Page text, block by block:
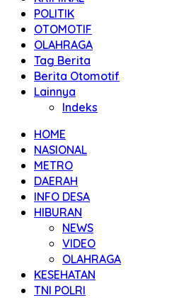
POLITIK
OTOMOTIF
OLAHRAGA
Tag Berita
Berita Otomotif
Lainnya
Indeks
HOME
NASIONAL
METRO
DAERAH
INFO DESA
HIBURAN
NEWS
VIDEO
OLAHRAGA
KESEHATAN
TNI POLRI